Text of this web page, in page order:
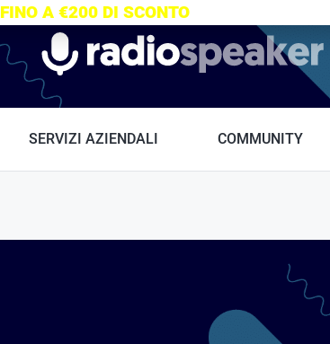
Radiospeaker.it
SERVIZI AZIENDALI COMMUNITY
FINO A €200 DI SCONTO